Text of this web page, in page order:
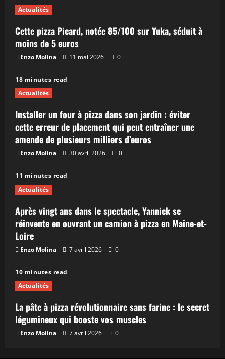
Actualités
Cette pizza Picard, notée 85/100 sur Yuka, séduit à
moins de 5 euros
Enzo Molina 11 mai 2026 0
18 minutes read
Actualités
Installer un four à pizza dans son jardin : éviter
cette erreur de placement qui peut entraîner une
amende de plusieurs milliers d’euros
Enzo Molina 30 avril 2026 0
11 minutes read
Actualités
Après vingt ans dans le spectacle, Yannick se
réinvente en ouvrant un camion à pizza en Maine-et-
Loire
Enzo Molina 7 avril 2026 0
10 minutes read
Actualités
La pâte à pizza révolutionnaire sans farine : le secret
légumineux qui booste vos muscles
Enzo Molina 7 avril 2026 0